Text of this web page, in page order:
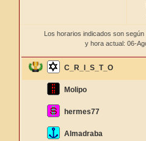
Los horarios indicados son
y hora actual: 06-
C_R_I_S_T_O
Molipo
hermes77
Almadraba